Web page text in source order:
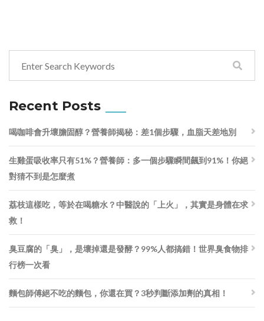
Recent Posts
喝咖啡會升壞膽固醇？營養師揭秘：差1個步驟，血脂天差地別
生雞蛋吸收率只有51%？營養師：多一個步驟瞬間飆到91%！你絕
對猜不到是怎麼煮
荔枝這樣吃，等於在喝糖水？中醫說的「上火」，其實是身體在求
救！
臭豆腐的「臭」，是壞掉還是發酵？99%人都搞錯！世界臭食物排
行榜一次看
麵包師傅絕不吃的麵包，你還在買？3秒判斷添加劑的真相！